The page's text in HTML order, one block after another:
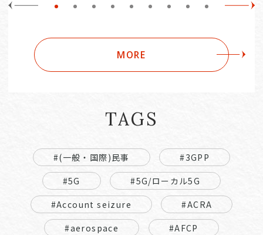
MORE
TAGS
#(一般・国際)民事
#3GPP
#5G
#5G/ローカル5G
#Account seizure
#ACRA
#aerospace
#AFCP